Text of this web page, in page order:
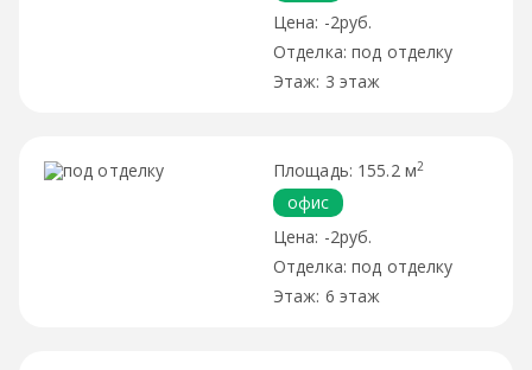
-2руб.
под отделку
3 этаж
155.2 м2
офис
-2руб.
под отделку
6 этаж